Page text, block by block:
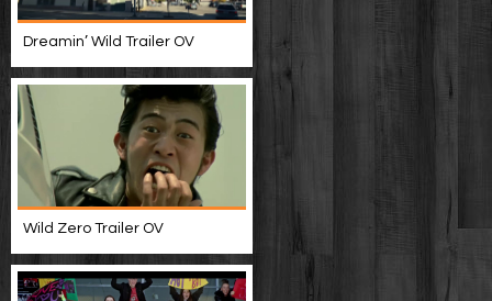
Dreamin’ Wild Trailer OV
Wild Zero Trailer OV